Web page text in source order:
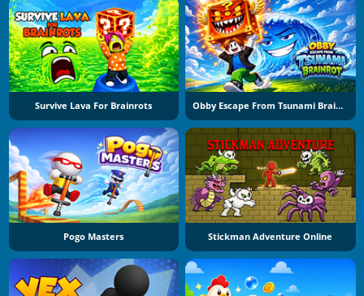
Survive Lava For Brainrots Obby Escape From Tsunami Brainrot
Pogo Masters Stickman Adventure Online